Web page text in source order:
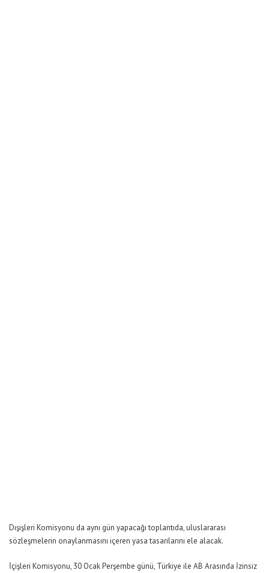
Dışişleri Komisyonu da aynı gün yapacağı toplantıda, uluslararası
sözleşmelerin onaylanmasını içeren yasa tasarılarını ele alacak.
İçişleri Komisyonu, 30 Ocak Perşembe günü, Türkiye ile AB Arasında İzinsiz